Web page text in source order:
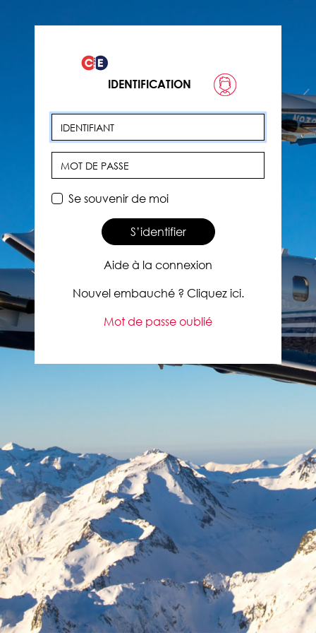
IDENTIFICATION
Identifiant
Se souvenir de moi
S’identifier
Aide à la connexion
Nouvel embauché ? Cliquez ici.
Mot de passe oublié